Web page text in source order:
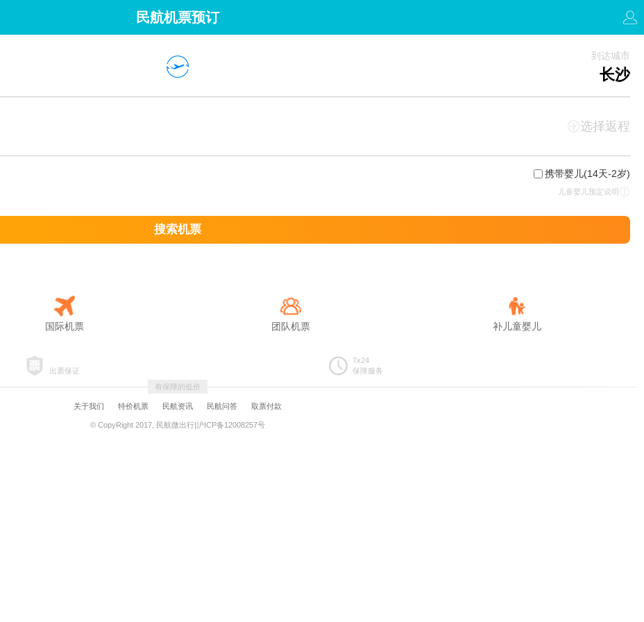
民航机票预订
到达城市
长沙
选择返程
携带婴儿(14天-2岁)
儿童婴儿预定说明
搜索机票
国际机票 团队机票 补儿童婴儿
出票保证
7x24
保障服务
有保障的低价
关于我们 特价机票 民航资讯 民航问答 取票付款
© CopyRight 2017, 民航微出行|沪ICP备12008257号